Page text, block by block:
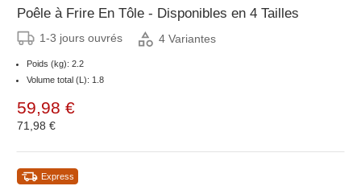
Poêle à Frire En Tôle - Disponibles en 4 Tailles
1-3 jours ouvrés 4 Variantes
Poids (kg): 2.2
Volume total (L): 1.8
59,98 €
71,98 €
Express